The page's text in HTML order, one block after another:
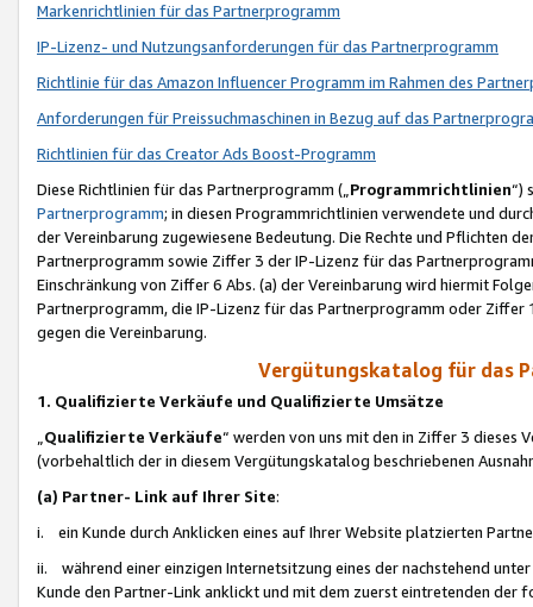
Markenrichtlinien für das Partnerprogramm
IP-Lizenz- und Nutzungsanforderungen für das Partnerprogramm
Richtlinie für das Amazon Influencer Programm im Rahmen des
Anforderungen für Preissuchmaschinen in Bezug auf das
Richtlinien für das Creator Ads Boost-Programm
Diese Richtlinien für das Partnerprogramm („Programmrichtlinien“)
Partnerprogramm; in diesen Programmrichtlinien verwendete und
der Vereinbarung zugewiesene Bedeutung. Die Rechte und Pflichten
Partnerprogramm sowie Ziffer 3 der IP-Lizenz für das
Einschränkung von Ziffer 6 Abs. (a) der Vereinbarung wird hiermit
Partnerprogramm, die IP-Lizenz für das Partnerprogramm oder
gegen die Vereinbarung.
Vergütungskatalog für das
1. Qualifizierte Verkäufe und Qualifizierte Umsätze
Qualifizierte Verkäufe“ werden von uns mit den in Ziffer 3
(vorbehaltlich der in diesem Vergütungskatalog beschriebenen
(a) Partner- Link auf Ihrer Site:
i. ein Kunde durch Anklicken eines auf Ihrer Website platzierten
ii. während einer einzigen Internetsitzung eines der nachstehend
Kunde den Partner-Link anklickt und mit dem zuerst eintretenden der